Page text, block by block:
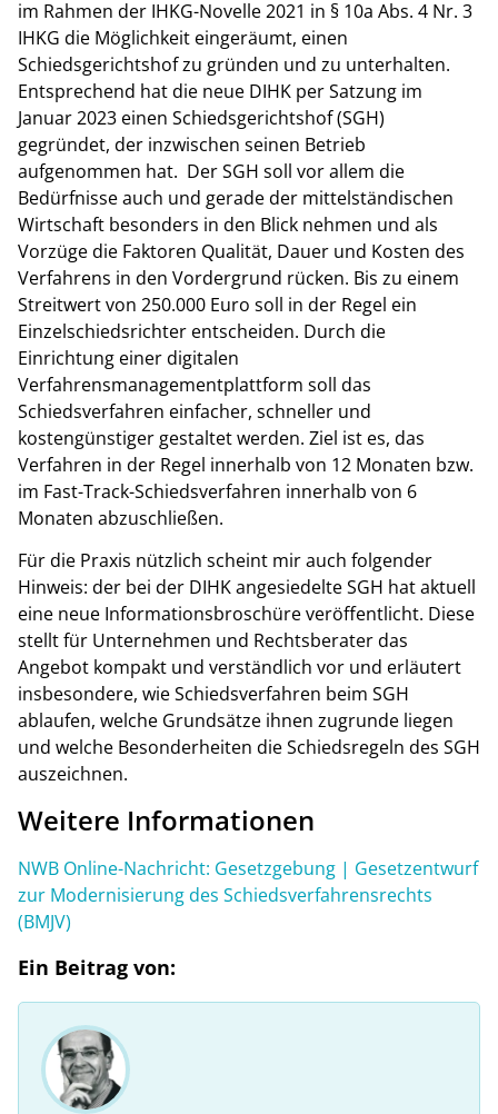
im Rahmen der IHKG-Novelle 2021 in § 10a Abs. 4 Nr. 3
IHKG die Möglichkeit eingeräumt, einen
Schiedsgerichtshof zu gründen und zu unterhalten.
Entsprechend hat die neue DIHK per Satzung im
Januar 2023 einen Schiedsgerichtshof (SGH)
gegründet, der inzwischen seinen Betrieb
aufgenommen hat. Der SGH soll vor allem die
Bedürfnisse auch und gerade der mittelständischen
Wirtschaft besonders in den Blick nehmen und als
Vorzüge die Faktoren Qualität, Dauer und Kosten des
Verfahrens in den Vordergrund rücken. Bis zu einem
Streitwert von 250.000 Euro soll in der Regel ein
Einzelschiedsrichter entscheiden. Durch die
Einrichtung einer digitalen
Verfahrensmanagementplattform soll das
Schiedsverfahren einfacher, schneller und
kostengünstiger gestaltet werden. Ziel ist es, das
Verfahren in der Regel innerhalb von 12 Monaten bzw.
im Fast-Track-Schiedsverfahren innerhalb von 6
Monaten abzuschließen.
Für die Praxis nützlich scheint mir auch folgender
Hinweis: der bei der DIHK angesiedelte SGH hat aktuell
eine neue Informationsbroschüre veröffentlicht. Diese
stellt für Unternehmen und Rechtsberater das
Angebot kompakt und verständlich vor und erläutert
insbesondere, wie Schiedsverfahren beim SGH
ablaufen, welche Grundsätze ihnen zugrunde liegen
und welche Besonderheiten die Schiedsregeln des SGH
auszeichnen.
Weitere Informationen
NWB Online-Nachricht: Gesetzgebung | Gesetzentwurf
zur Modernisierung des Schiedsverfahrensrechts
(BMJV)
Ein Beitrag von: